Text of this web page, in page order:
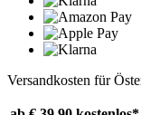
Versandkosten für